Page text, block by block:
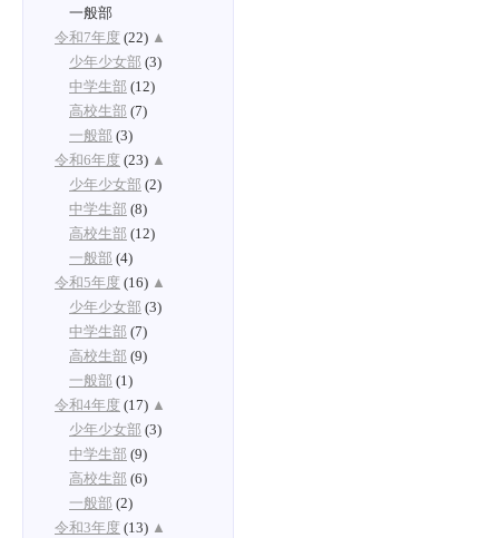
一般部
令和7年度 (22) ▲
少年少女部 (3)
中学生部 (12)
高校生部 (7)
一般部 (3)
令和6年度 (23) ▲
少年少女部 (2)
中学生部 (8)
高校生部 (12)
一般部 (4)
令和5年度 (16) ▲
少年少女部 (3)
中学生部 (7)
高校生部 (9)
一般部 (1)
令和4年度 (17) ▲
少年少女部 (3)
中学生部 (9)
高校生部 (6)
一般部 (2)
令和3年度 (13) ▲